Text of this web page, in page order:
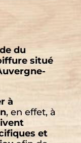
du
situé
à
, en effet, à
et